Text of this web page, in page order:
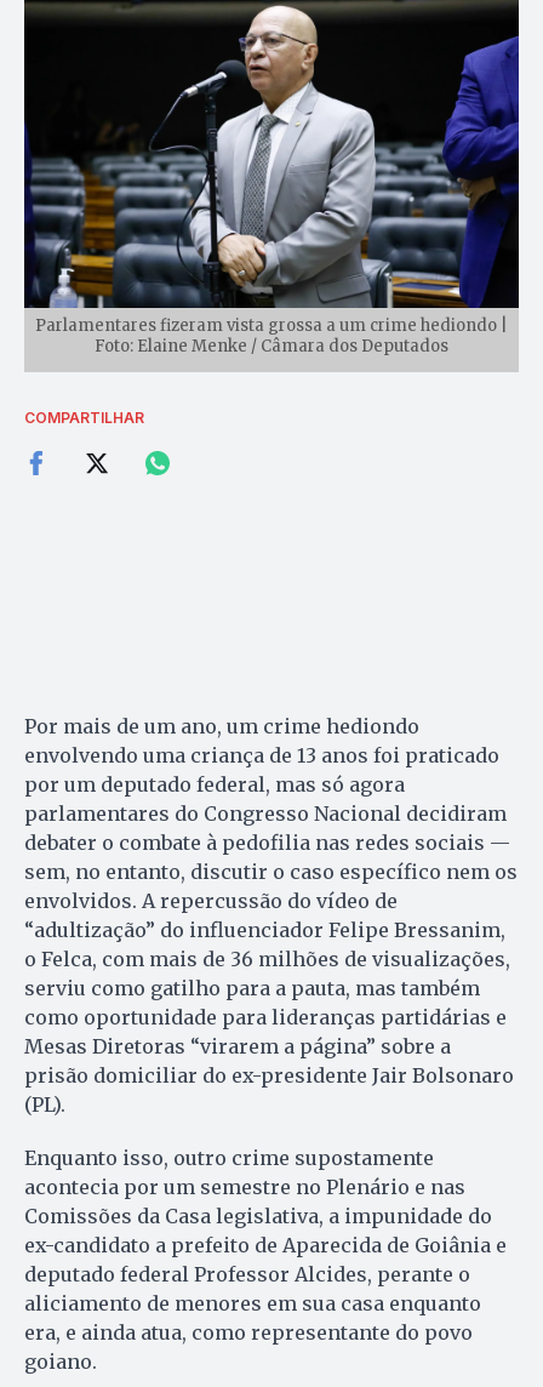
Parlamentares fizeram vista grossa a um crime hediondo |
Foto: Elaine Menke / Câmara dos Deputados
COMPARTILHAR
Por mais de um ano, um crime hediondo
envolvendo uma criança de 13 anos foi praticado
por um deputado federal, mas só agora
parlamentares do Congresso Nacional decidiram
debater o combate à pedofilia nas redes sociais —
sem, no entanto, discutir o caso específico nem os
envolvidos. A repercussão do vídeo de
“adultização” do influenciador Felipe Bressanim,
o Felca, com mais de 36 milhões de visualizações,
serviu como gatilho para a pauta, mas também
como oportunidade para lideranças partidárias e
Mesas Diretoras “virarem a página” sobre a
prisão domiciliar do ex-presidente Jair Bolsonaro
(PL).
Enquanto isso, outro crime supostamente
acontecia por um semestre no Plenário e nas
Comissões da Casa legislativa, a impunidade do
ex-candidato a prefeito de Aparecida de Goiânia e
deputado federal Professor Alcides, perante o
aliciamento de menores em sua casa enquanto
era, e ainda atua, como representante do povo
goiano.